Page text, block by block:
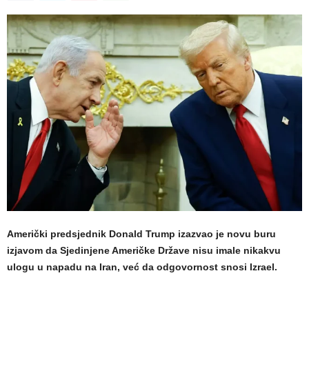
Američki predsjednik Donald Trump izazvao je novu buru
izjavom da Sjedinjene Američke Države nisu imale nikakvu
ulogu u napadu na Iran, već da odgovornost snosi Izrael.